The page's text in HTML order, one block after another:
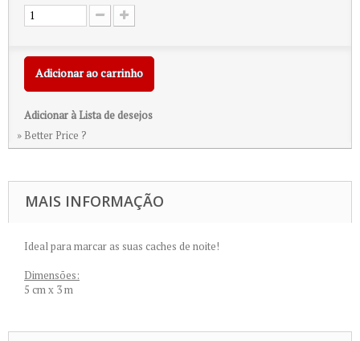
Adicionar ao carrinho
Adicionar à Lista de desejos
» Better Price ?
MAIS INFORMAÇÃO
Ideal para marcar as suas caches de noite!
Dimensões:
5 cm x 3 m